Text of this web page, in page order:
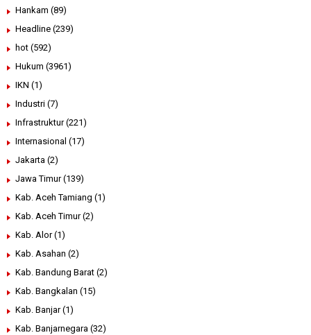
Hankam (89)
Headline (239)
hot (592)
Hukum (3961)
IKN (1)
Industri (7)
Infrastruktur (221)
Internasional (17)
Jakarta (2)
Jawa Timur (139)
Kab. Aceh Tamiang (1)
Kab. Aceh Timur (2)
Kab. Alor (1)
Kab. Asahan (2)
Kab. Bandung Barat (2)
Kab. Bangkalan (15)
Kab. Banjar (1)
Kab. Banjarnegara (32)